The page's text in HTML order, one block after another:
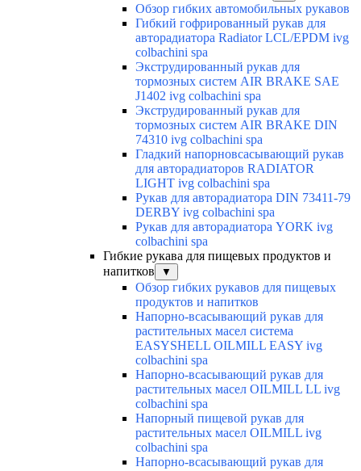
Обзор гибких автомобильных рукавов
Гибкий гофрированный рукав для
авторадиатора Radiator LCL/EPDM ivg
colbachini spa
Экструдированный рукав для
тормозных систем AIR BRAKE SAE
J1402 ivg colbachini spa
Экструдированный рукав для
тормозных систем AIR BRAKE DIN
74310 ivg colbachini spa
Гладкий напорновсасывающий рукав
для авторадиаторов RADIATOR
LIGHT ivg colbachini spa
Рукав для авторадиатора DIN 73411-79
DERBY ivg colbachini spa
Рукав для авторадиатора YORK ivg
colbachini spa
Гибкие рукава для пищевых продуктов и
напитков
▼
Обзор гибких рукавов для пищевых
продуктов и напитков
Напорно-всасывающий рукав для
растительных масел система
EASYSHELL OILMILL EASY ivg
colbachini spa
Напорно-всасывающий рукав для
растительных масел OILMILL LL ivg
colbachini spa
Напорный пищевой рукав для
растительных масел OILMILL ivg
colbachini spa
Напорно-всасывающий рукав для